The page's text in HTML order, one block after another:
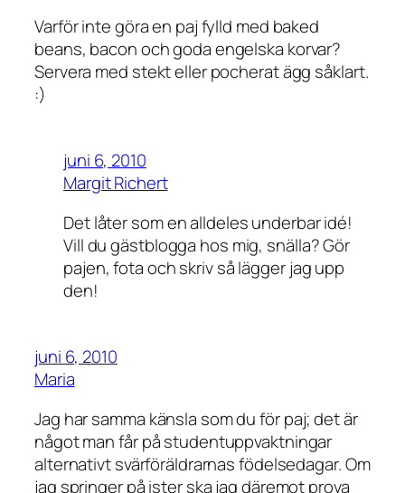
Varför inte göra en paj fylld med baked
beans, bacon och goda engelska korvar?
Servera med stekt eller pocherat ägg såklart.
:)
juni 6, 2010
Margit Richert
Det låter som en alldeles underbar idé!
Vill du gästblogga hos mig, snälla? Gör
pajen, fota och skriv så lägger jag upp
den!
juni 6, 2010
Maria
Jag har samma känsla som du för paj; det är
något man får på studentuppvaktningar
alternativt svärföräldrarnas födelsedagar. Om
jag springer på ister ska jag däremot prova